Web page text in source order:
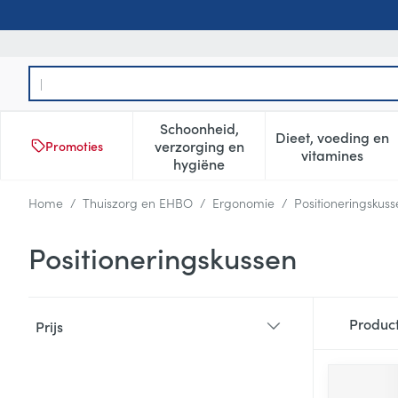
Product, merk, categorie...
Promoties
Schoonheid,
verzorging en
hygiëne
Toon submenu voor
Dieet, voeding en
vitamines
Toon
Home / Thuiszorg en EHBO / Ergonomie /
Positioneringskussen
Prijs